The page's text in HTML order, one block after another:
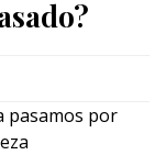
pasamos por